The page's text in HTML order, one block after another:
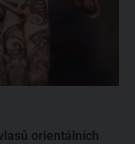
orientálních